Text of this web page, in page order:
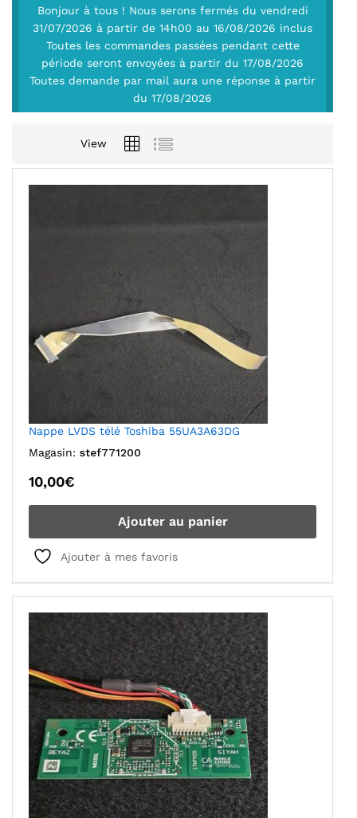
Bonjour à tous ! Nous serons fermés du vendredi
31/07/2026 à partir de 14h00 au 16/08/2026 inclus
Toutes les commandes passées pendant cette
période seront envoyées à partir du 17/08/2026
Toutes demande par mail aura une réponse à partir
du 17/08/2026
View
Nappe LVDS télé Toshiba 55UA3A63DG
Magasin: stef771200
10,00€
Ajouter au panier
Ajouter à mes favoris